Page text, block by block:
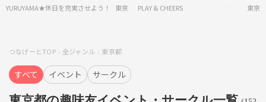
YURUYAMA★休日を充実させよう！（グループ登山サークル）
東京 PLAY & CHEERS 東京
つなげーとTOP 全ジャンル 東京都
すべて イベント サークル